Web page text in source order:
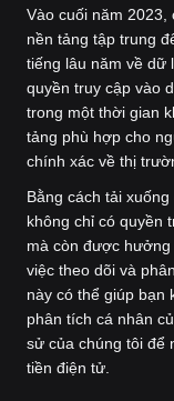
Vào cuối năm 2023,
nền tảng tập trung
tiếng lâu năm về dữ
quyền truy cập vào
trong một thời gian
tảng phù hợp cho
chính xác về thị
Bằng cách tải
không chỉ có quyền
mà còn được
việc theo dõi và
này có thể giúp bạn
phân tích cá nhân
sử của chúng tôi để
tiền điện tử.